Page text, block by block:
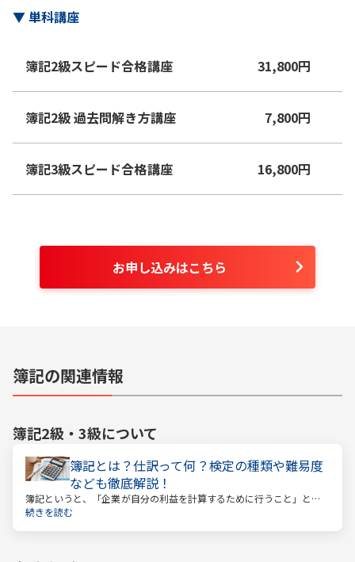
▼単科講座
簿記2級スピード合格講座 31,800円
簿記2級 過去問解き方講座 7,800円
簿記3級スピード合格講座 16,800円
お申し込みはこちら
簿記の関連情報
簿記2級・3級について
簿記とは？仕訳って何？検定の種類や難易度
なども徹底解説！
簿記というと、「企業が自分の利益を計算するために行うこと」とい
うイメージがあるかもしれません。しかし、それはほんの一側面に過
続きを読む